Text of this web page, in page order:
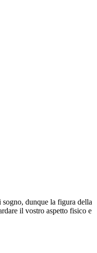
dunque la figura della
il vostro aspetto fisico e